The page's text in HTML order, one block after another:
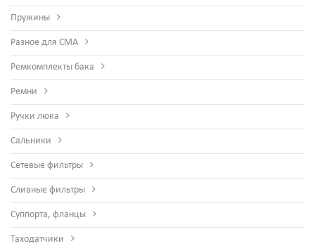
Пружины
Разное для СМА
Ремкомплекты бака
Ремни
Ручки люка
Сальники
Сетевые фильтры
Сливные фильтры
Суппорта, фланцы
Таходатчики